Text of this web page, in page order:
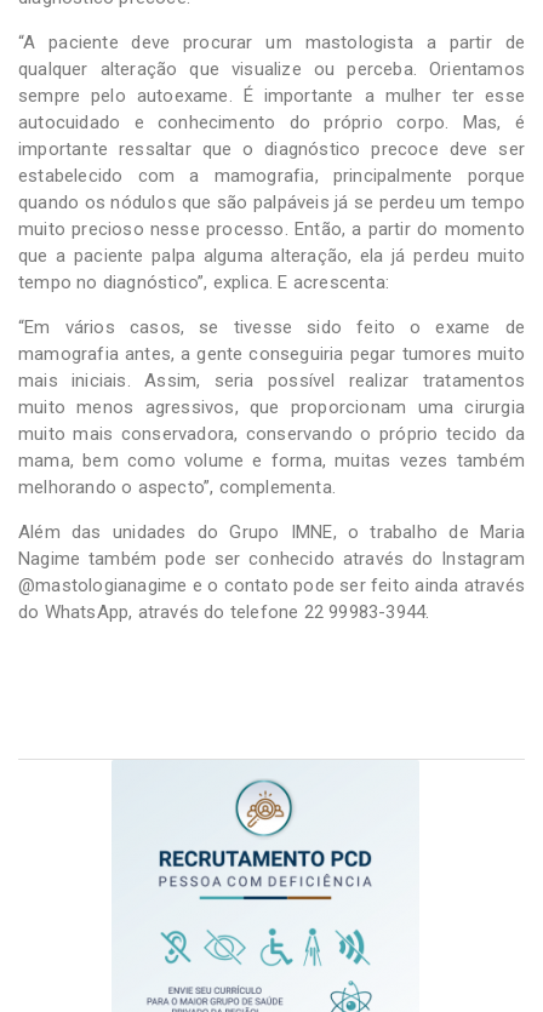
“A paciente deve procurar um mastologista a partir de
qualquer alteração que visualize ou perceba. Orientamos
sempre pelo autoexame. É importante a mulher ter esse
autocuidado e conhecimento do próprio corpo. Mas, é
importante ressaltar que o diagnóstico precoce deve ser
estabelecido com a mamografia, principalmente porque
quando os nódulos que são palpáveis já se perdeu um tempo
muito precioso nesse processo. Então, a partir do momento
que a paciente palpa alguma alteração, ela já perdeu muito
tempo no diagnóstico”, explica. E acrescenta:
“Em vários casos, se tivesse sido feito o exame de
mamografia antes, a gente conseguiria pegar tumores muito
mais iniciais. Assim, seria possível realizar tratamentos
muito menos agressivos, que proporcionam uma cirurgia
muito mais conservadora, conservando o próprio tecido da
mama, bem como volume e forma, muitas vezes também
melhorando o aspecto”, complementa.
Além das unidades do Grupo IMNE, o trabalho de Maria
Nagime também pode ser conhecido através do Instagram
@mastologianagime e o contato pode ser feito ainda através
do WhatsApp, através do telefone 22 99983-3944.